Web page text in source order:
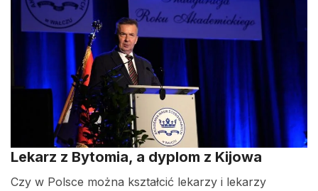
Lekarz z Bytomia, a dyplom z Kijowa
Czy w Polsce można kształcić lekarzy i lekarzy